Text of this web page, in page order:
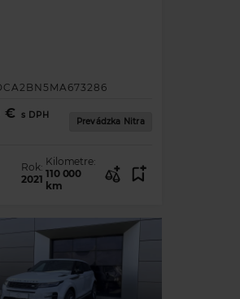
€ s DPH
Prevádzka Nitra
Rok:
2021
Kilometre:
110 000
km